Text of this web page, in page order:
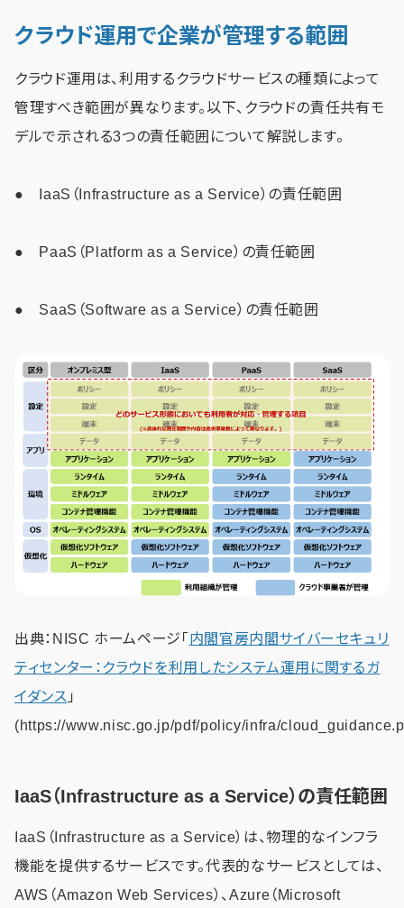
クラウド運用で企業が管理する範囲
クラウド運用は、利用するクラウドサービスの種類によって
管理すべき範囲が異なります。以下、クラウドの責任共有モ
デルで示される3つの責任範囲について解説します。
● IaaS（Infrastructure as a Service）の責任範囲
● PaaS（Platform as a Service）の責任範囲
● SaaS（Software as a Service）の責任範囲
出典：NISC ホームページ「 内閣官房内閣サイバーセキュリ
ティセンター：クラウドを利用したシステム運用に関するガ
イダンス 」
(https://www.nisc.go.jp/pdf/policy/infra/
IaaS（Infrastructure as a Service）の責任範囲
IaaS（Infrastructure as a Service）は、物理的なインフラ
機能を提供するサービスです。代表的なサービスとしては、
AWS（Amazon Web Services）、Azure（Microsoft